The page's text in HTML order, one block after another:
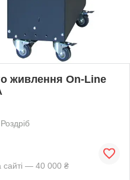
живлення On-Line
Роздріб
сайті — 40 000 ₴